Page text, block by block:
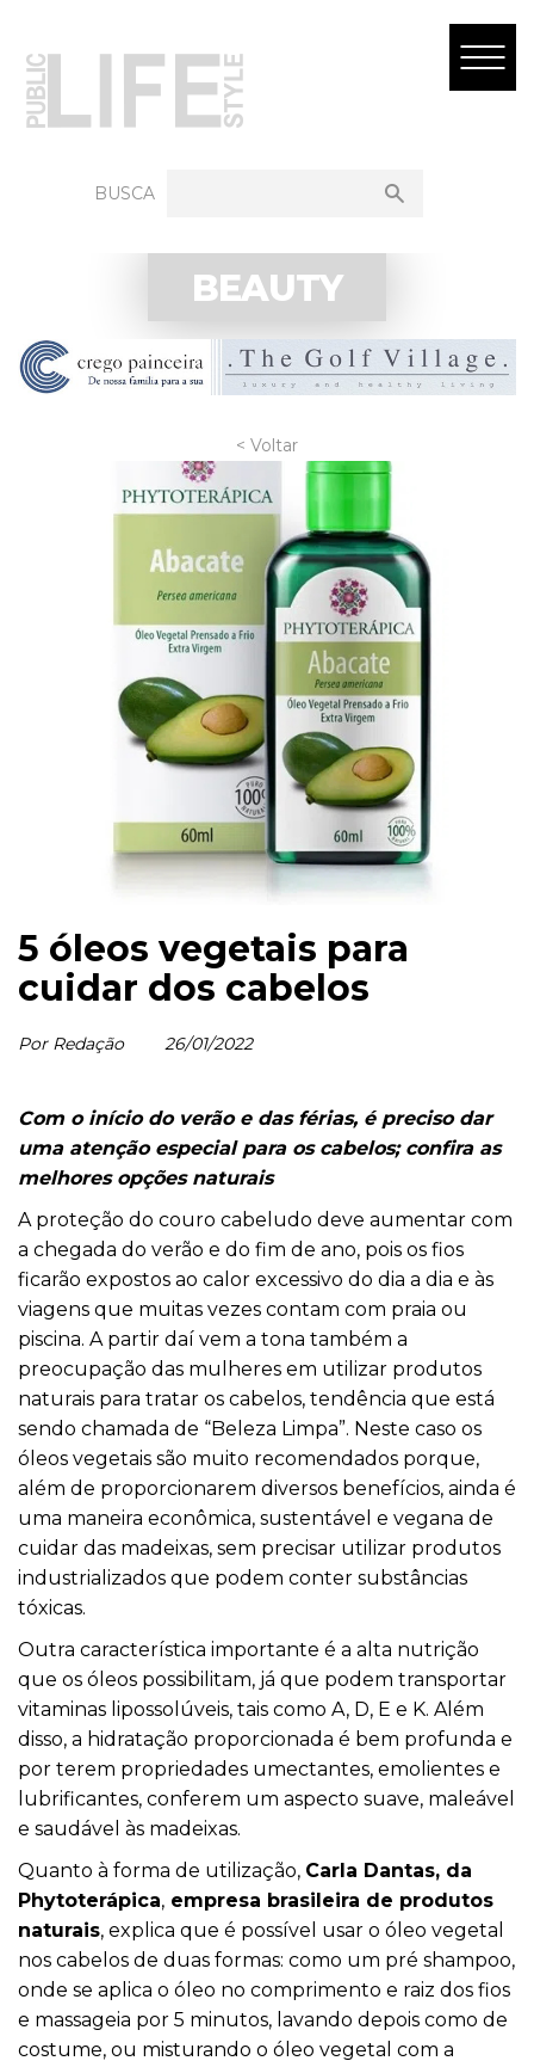
BUSCA
BEAUTY
< Voltar
5 óleos vegetais para
cuidar dos cabelos
Por Redação 26/01/2022
Com o início do verão e das férias, é preciso dar
uma atenção especial para os cabelos; confira as
melhores opções naturais
A proteção do couro cabeludo deve aumentar com
a chegada do verão e do fim de ano, pois os fios
ficarão expostos ao calor excessivo do dia a dia e às
viagens que muitas vezes contam com praia ou
piscina. A partir daí vem a tona também a
preocupação das mulheres em utilizar produtos
naturais para tratar os cabelos, tendência que está
sendo chamada de “Beleza Limpa”. Neste caso os
óleos vegetais são muito recomendados porque,
além de proporcionarem diversos benefícios, ainda é
uma maneira econômica, sustentável e vegana de
cuidar das madeixas, sem precisar utilizar produtos
industrializados que podem conter substâncias
tóxicas.
Outra característica importante é a alta nutrição
que os óleos possibilitam, já que podem transportar
vitaminas lipossolúveis, tais como A, D, E e K. Além
disso, a hidratação proporcionada é bem profunda e
por terem propriedades umectantes, emolientes e
lubrificantes, conferem um aspecto suave, maleável
e saudável às madeixas.
Quanto à forma de utilização, Carla Dantas, da
Phytoterápica, empresa brasileira de produtos
naturais, explica que é possível usar o óleo vegetal
nos cabelos de duas formas: como um pré shampoo,
onde se aplica o óleo no comprimento e raiz dos fios
e massageia por 5 minutos, lavando depois como de
costume, ou misturando o óleo vegetal com a